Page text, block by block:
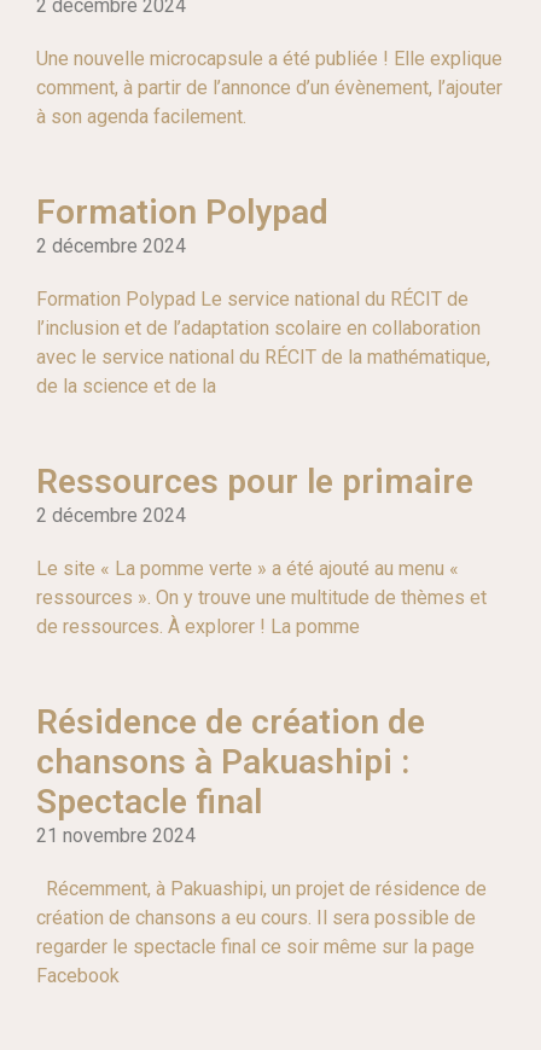
2 décembre 2024
Une nouvelle microcapsule a été publiée ! Elle explique
comment, à partir de l’annonce d’un évènement, l’ajouter
à son agenda facilement.
Formation Polypad
2 décembre 2024
Formation Polypad Le service national du RÉCIT de
l’inclusion et de l’adaptation scolaire en collaboration
avec le service national du RÉCIT de la mathématique,
de la science et de la
Ressources pour le primaire
2 décembre 2024
Le site « La pomme verte » a été ajouté au menu «
ressources ». On y trouve une multitude de thèmes et
de ressources. À explorer ! La pomme
Résidence de création de
chansons à Pakuashipi :
Spectacle final
21 novembre 2024
Récemment, à Pakuashipi, un projet de résidence de
création de chansons a eu cours. Il sera possible de
regarder le spectacle final ce soir même sur la page
Facebook